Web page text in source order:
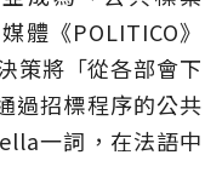
體《POLITICO》
策將「從各部會下
過招標程序的公共
一詞，在法語中